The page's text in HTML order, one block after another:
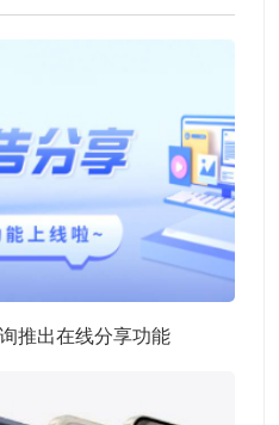
推出在线分享功能